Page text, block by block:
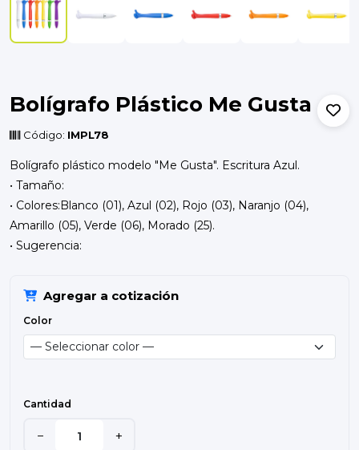
Bolígrafo Plástico Me Gusta
Código: IMPL78
Bolígrafo plástico modelo "Me Gusta". Escritura Azul.
• Tamaño:
• Colores:Blanco (01), Azul (02), Rojo (03), Naranjo (04),
Amarillo (05), Verde (06), Morado (25).
• Sugerencia:
Agregar a cotización
Color
Cantidad
− +